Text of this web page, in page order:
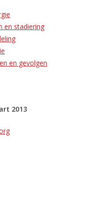
en stadiering
en gevolgen
2013